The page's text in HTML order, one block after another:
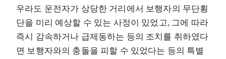
우라도 운전자가 상당한 거리에서 보행자의 무단횡
단을 미리 예상할 수 있는 사정이 있었고, 그에 따라
즉시 감속하거나 급제동하는 등의 조치를 취하였다
면 보행자와의 충돌을 피할 수 있었다는 등의 특별